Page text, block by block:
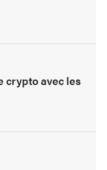
crypto avec les